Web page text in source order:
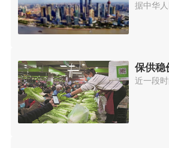
25%
保供稳